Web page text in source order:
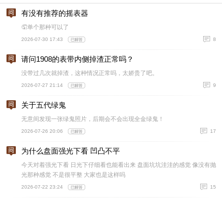
有没有推荐的摇表器
🤦单个那种可以了
2026-07-30 17:43 8
请问1908的表带内侧掉渣正常吗？
没带过几次就掉渣，这种情况正常吗，太娇贵了吧。
2026-07-27 21:14 9
关于五代绿鬼
无意间发现一张绿鬼照片，后期会不会出现全金绿鬼！
2026-07-26 20:06 17
为什么盘面强光下看 凹凸不平
今天对着强光下看 日光下仔细看也能看出来 盘面坑坑洼洼的感觉 像没有抛
光那种感觉 不是很平整 大家也是这样吗
2026-07-22 23:24 15